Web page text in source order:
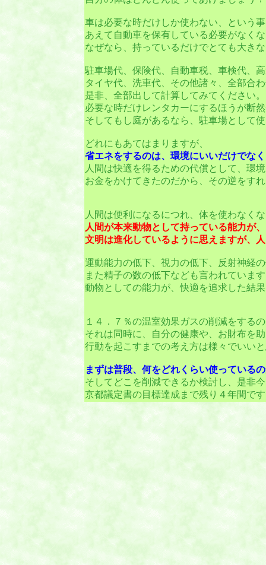
車は必要な時だけしか使わない、という
あえて自動車を保有している必要がなく
なぜなら、持っているだけでとても大き
駐車場代、保険代、自動車税、車検代、
タイヤ代、洗車代、その他諸々、全部合
是非、全部出して計算してみてください。
必要な時だけレンタカーにするほうが断
そしてもし庭があるなら、駐車場として
どれにもあてはまりますが、
省エネをするのは、環境にいいだけでな
人間は快適を得るための代償として、環
お金をかけてきたのだから、その逆をす
人間は便利になるにつれ、体を使わなく
人間が本来動物として持っている能力が
文明は進化しているように思えますが、
運動能力の低下、視力の低下、反射神経
また精子の数の低下なども言われていま
動物としての能力が、快適を追求した結
１４．７％の温室効果ガスの削減をする
それは同時に、自分の健康や、お財布を
行動を起こすまでの考え方は様々でいい
まずは普段、何をどれくらい使っている
そしてどこを削減できるか検討し、是非
京都議定書の目標達成まで残り４年間で